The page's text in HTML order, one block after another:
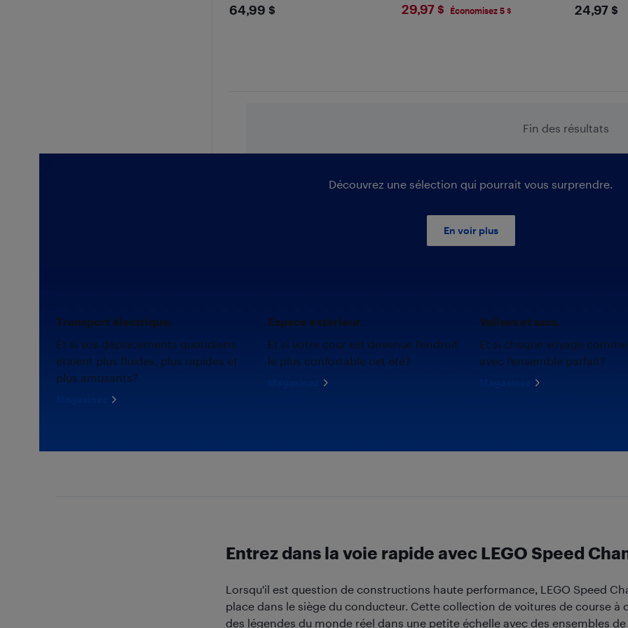
$64.99
64,99 $ $29.97
29,97 $ Économisez 5 $ 24,97 $
Fin des résultats
Découvrez une sélection qui pourrait vous surprendre.
En voir plus
Transport électrique.
Et si vos déplacements quotidiens
étaient plus fluides, plus rapides et
plus amusants?
Espace extérieur.
Et si votre cour est devenue l'endroit
le plus confortable cet été?
Valises et sacs.
Et si chaque voyage
avec l'ensemble parfait?
Entrez dans la voie rapide avec LEGO Speed
Lorsqu'il est question de constructions haute performance, LEGO Speed
place dans le siège du conducteur. Cette collection de voitures de course à
des légendes du monde réel dans une petite échelle avec des ensembles